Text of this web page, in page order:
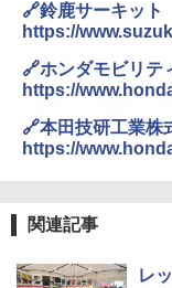
🔗鈴鹿サーキット
https://
🔗ホンダモビリテ
https://
🔗本田技研工業株
https://
関連記事
レ